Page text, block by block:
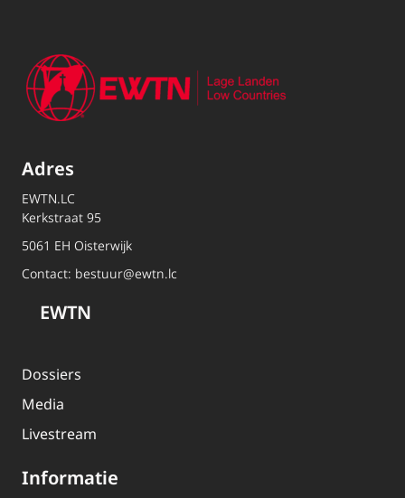
Adres
EWTN.LC
Kerkstraat 95
5061 EH Oisterwijk
Contact: bestuur@ewtn.lc
EWTN
Dossiers
Media
Livestream
Informatie